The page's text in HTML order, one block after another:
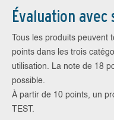
Évaluation
Tous les produits
points dans les trois
utilisation. La note de 18
possible.
À partir de 10 points, un
TEST.